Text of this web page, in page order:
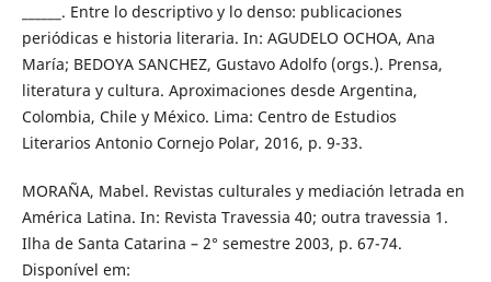
______. Entre lo descriptivo y lo denso: publicaciones
periódicas e historia literaria. In: AGUDELO OCHOA, Ana
María; BEDOYA SANCHEZ, Gustavo Adolfo (orgs.). Prensa,
literatura y cultura. Aproximaciones desde Argentina,
Colombia, Chile y México. Lima: Centro de Estudios
Literarios Antonio Cornejo Polar, 2016, p. 9-33.
MORAÑA, Mabel. Revistas culturales y mediación letrada en
América Latina. In: Revista Travessia 40; outra travessia 1.
Ilha de Santa Catarina – 2° semestre 2003, p. 67-74.
Disponível em: